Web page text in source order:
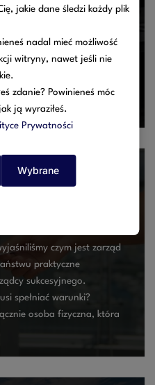
przedsiębiorstwem
związanych z
regulacji prawnych
przedsiębiorstwem osoby
To szczególna
do przedsiębiorstw…
przedsiębiorstwa?
czym jest zarząd
praktyczne
sukcesyjnego.
spełniać warunki?
osoba fizyczna, która
jakie dane śledzi każdy plik
nadal mieć możliwość
witryny, nawet jeśli nie
zdanie? Powinieneś móc
ją wyraziłeś.
Prywatności
Wybrane